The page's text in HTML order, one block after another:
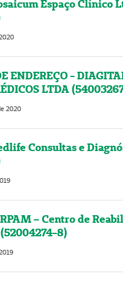
Espaço Clínico
ENDEREÇO -
LTDA
2020
Consultas e
– Centro de
8)